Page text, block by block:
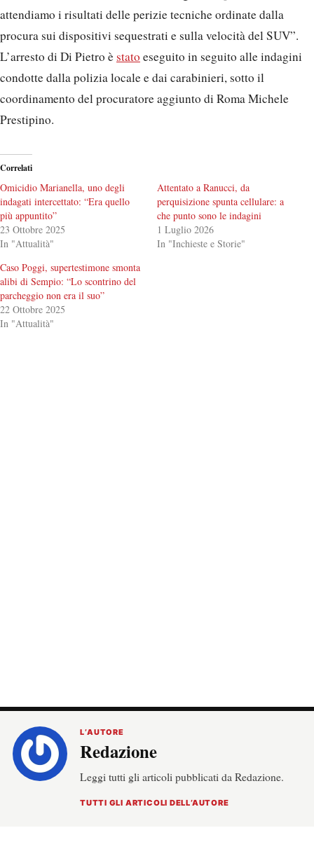
attendiamo i risultati delle perizie tecniche ordinate dalla
procura sui dispositivi sequestrati e sulla velocità del SUV”.
L’arresto di Di Pietro èstato eseguito in seguito alle indagini
condotte dalla polizia locale e dai carabinieri, sotto il
coordinamento del procuratore aggiunto di Roma Michele
Prestipino.
Correlati
Omicidio Marianella, uno degli
indagati intercettato: “Era quello
più appuntito”
23 Ottobre 2025
In "Attualità"
Attentato a Ranucci, da
perquisizione spunta cellulare: a
che punto sono le indagini
1 Luglio 2026
In "Inchieste e Storie"
Caso Poggi, supertestimone smonta
alibi di Sempio: “Lo scontrino del
parcheggio non era il suo”
22 Ottobre 2025
In "Attualità"
L’AUTORE
Redazione
Leggi tutti gli articoli pubblicati da Redazione.
TUTTI GLI ARTICOLI DELL’AUTORE